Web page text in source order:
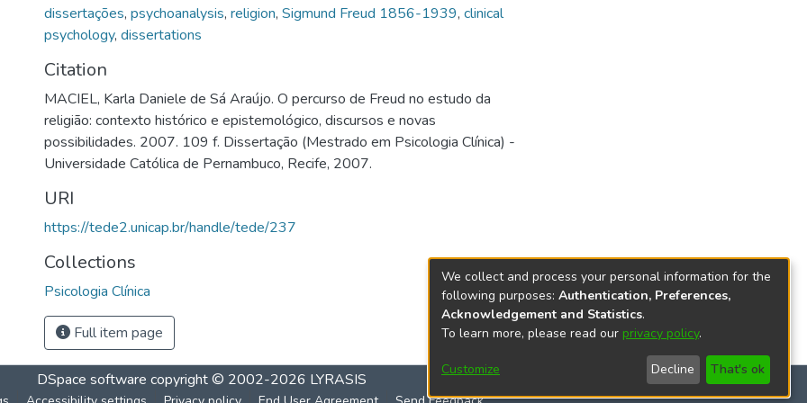
dissertações, psychoanalysis, religion, Sigmund Freud 1856-1939, clinical
psychology, dissertations
Citation
MACIEL, Karla Daniele de Sá Araújo. O percurso de Freud no estudo da
religião: contexto histórico e epistemológico, discursos e novas
possibilidades. 2007. 109 f. Dissertação (Mestrado em Psicologia Clínica) -
Universidade Católica de Pernambuco, Recife, 2007.
URI
https://tede2.unicap.br/handle/tede/237
Collections
Psicologia Clínica
Full item page
DSpace software copyright © 2002-2026 LYRASIS
We collect and process your personal information for the
following purposes: Authentication, Preferences,
Acknowledgement and Statistics.
To learn more, please read our privacy policy.
Customize Decline That's ok